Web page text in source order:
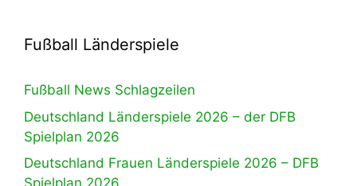
Fußball Länderspiele
Fußball News Schlagzeilen
Deutschland Länderspiele 2026 – der DFB
Spielplan 2026
Deutschland Frauen Länderspiele 2026 – DFB